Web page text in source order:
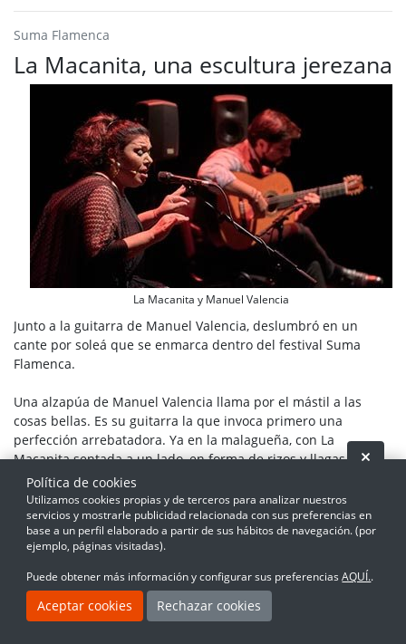
Suma Flamenca
La Macanita, una escultura jerezana
La Macanita y Manuel Valencia
Junto a la guitarra de Manuel Valencia, deslumbró en un
cante por soleá que se enmarca dentro del festival Suma
Flamenca.
Una alzapúa de Manuel Valencia llama por el mástil a las
cosas bellas. Es su guitarra la que invoca primero una
perfección arrebatadora. Ya en la malagueña, con La
Macanita sentada a un lado, en forma de rizos y llagas se
esparcen por el Teatro Fernando de Rojas los contrastes.
Todo cambia en pro del misterio. Uno es técnicamente
deslumbrante y sólido en su toque. La otra, sangre llena de
negrura, como si estuviera pintada en carboncillo. Se unen,
eso sí, en su clasicismo jerezano, que en eso se basa este
'Mirando al Sur' que han planteado. Un recital de corte
tradicional con pocos callejones en los que refugiarse. El
recital, es más, de una de las cantaoras de mayor
Política de cookies
Utilizamos cookies propias y de terceros para analizar nuestros
servicios y mostrarle publicidad relacionada con sus preferencias en
base a un perfil elaborado a partir de sus hábitos de navegación. (por
ejemplo, páginas visitadas).
Puede obtener más información y configurar sus preferenciasAQUÍ..
Aceptar cookies Rechazar cookies